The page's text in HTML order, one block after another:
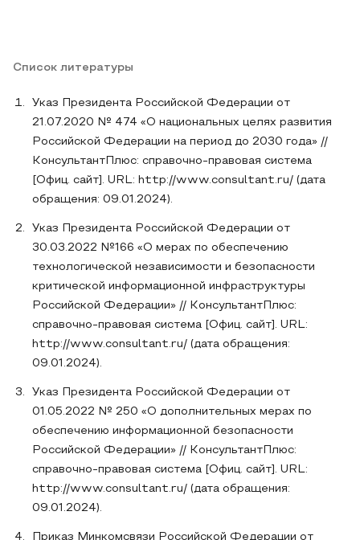
Список литературы
Указ Президента Российской Федерации от
21.07.2020 № 474 «О национальных целях развития
Российской Федерации на период до 2030 года» //
КонсультантПлюс: справочно-правовая система
[Офиц. сайт]. URL: http://www.consultant.ru/ (дата
обращения: 09.01.2024).
Указ Президента Российской Федерации от
30.03.2022 №166 «О мерах по обеспечению
технологической независимости и безопасности
критической информационной инфраструктуры
Российской Федерации» // КонсультантПлюс:
справочно-правовая система [Офиц. сайт]. URL:
http://www.consultant.ru/ (дата обращения:
09.01.2024).
Указ Президента Российской Федерации от
01.05.2022 № 250 «О дополнительных мерах по
обеспечению информационной безопасности
Российской Федерации» // КонсультантПлюс:
справочно-правовая система [Офиц. сайт]. URL:
http://www.consultant.ru/ (дата обращения:
09.01.2024).
Приказ Минкомсвязи Российской Федерации от